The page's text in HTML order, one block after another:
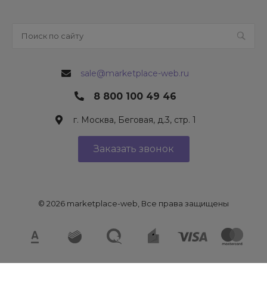
sale@marketplace-web.ru
8 800 100 49 46
г. Москва, Беговая, д.3, стр. 1
Заказать звонок
© 2026 marketplace-web, Все права защищены